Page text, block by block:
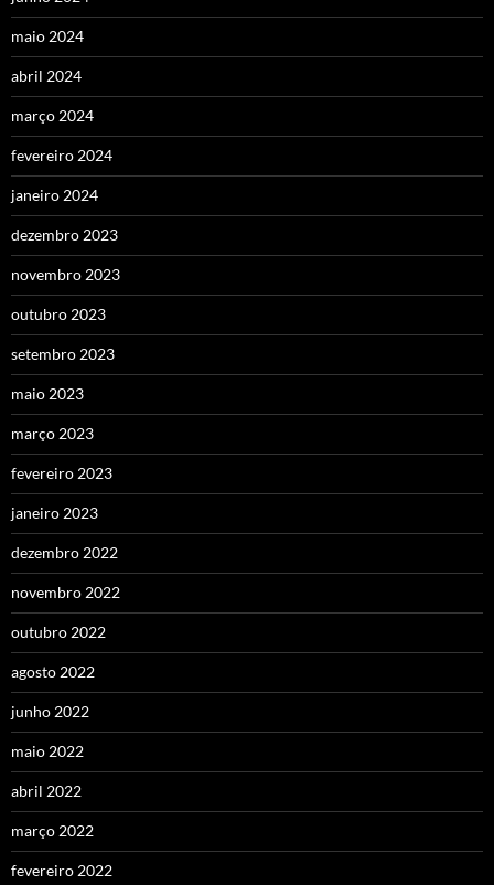
maio 2024
abril 2024
março 2024
fevereiro 2024
janeiro 2024
dezembro 2023
novembro 2023
outubro 2023
setembro 2023
maio 2023
março 2023
fevereiro 2023
janeiro 2023
dezembro 2022
novembro 2022
outubro 2022
agosto 2022
junho 2022
maio 2022
abril 2022
março 2022
fevereiro 2022